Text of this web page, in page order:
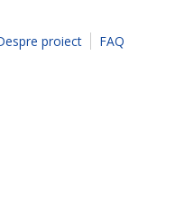
proiect
FAQ